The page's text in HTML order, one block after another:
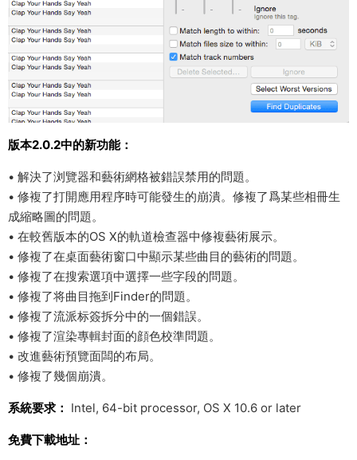
版本2.0.2中的新功能：
• 解決了浏覽器和藝術網格被錯誤禁用的問題。
• 修複了打開應用程序時可能發生的崩潰。修複了爲某些相冊生
成縮略圖的問題。
• 在較舊版本的OS X的軌道檢查器中修複藝術展示。
• 修複了在桌面藝術窗口中顯示某些曲目的藝術的問題。
• 修複了在搜索選項中選擇一些字段的問題。
• 修複了将曲目拖到Finder的問題。
• 修複了流派标簽拆分中的一個錯誤。
• 修複了渲染專輯封面的顔色校準問題。
• 改進藝術預覽面闆的布局。
• 修複了幾個崩潰。
系統要求： Intel, 64-bit processor, OS X 10.6 or later
免費下載地址：